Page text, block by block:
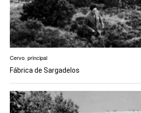
Cervo, principal
Fábrica de Sargadelos